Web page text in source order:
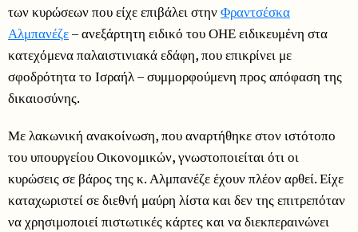
των κυρώσεων που είχε επιβάλει στηνΦραντσέσκα
Αλμπανέζε– ανεξάρτητη ειδικό του ΟΗΕ ειδικευμένη στα
κατεχόμενα παλαιστινιακά εδάφη, που επικρίνει με
σφοδρότητα το Ισραήλ – συμμορφούμενη προς απόφαση της
δικαιοσύνης.
Με λακωνική ανακοίνωση, που αναρτήθηκε στον ιστότοπο
του υπουργείου Οικονομικών, γνωστοποιείται ότι οι
κυρώσεις σε βάρος της κ. Αλμπανέζε έχουν πλέον αρθεί. Είχε
καταχωριστεί σε διεθνή μαύρη λίστα και δεν της επιτρεπόταν
να χρησιμοποιεί πιστωτικές κάρτες και να διεκπεραινώνει